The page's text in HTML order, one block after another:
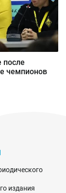
после
чемпионов
издания